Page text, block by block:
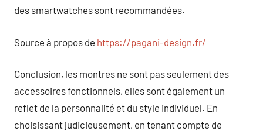
des smartwatches sont recommandées.
Source à propos de https://pagani-design.fr/
Conclusion, les montres ne sont pas seulement des
accessoires fonctionnels, elles sont également un
reflet de la personnalité et du style individuel. En
choisissant judicieusement, en tenant compte de